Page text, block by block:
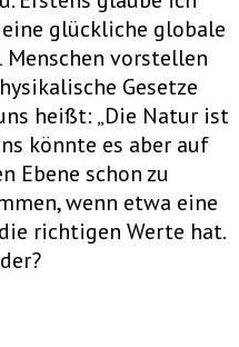
glückliche globale
vorstellen
Gesetze
heißt: „Die Natur ist
könnte es aber auf
Ebene schon zu
wenn etwa eine
richtigen Werte hat.